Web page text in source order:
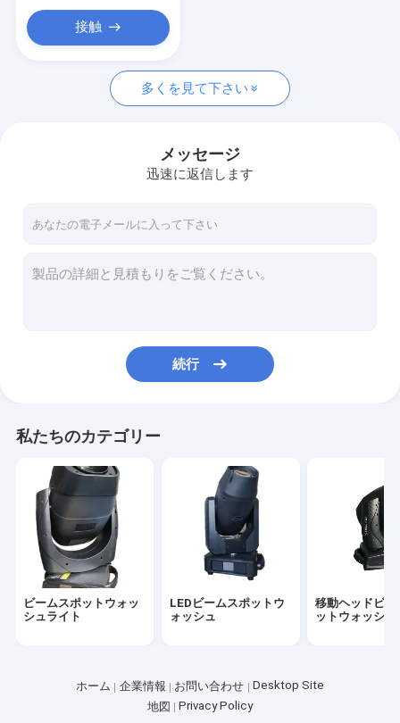
防水型移動ヘッドライト
LED PAR照明
プロファイルスポットライト
接触
多くを見て下さい
メッセージ
迅速に返信します
続行
私たちのカテゴリー
ビームスポットウォッ
シュライト
LEDビームスポットウ
ォッシュ
移動ヘッドビー
ットウォッシュ
ホーム 企業情報 お問い合わせ
Desktop Site
地図
Privacy Policy